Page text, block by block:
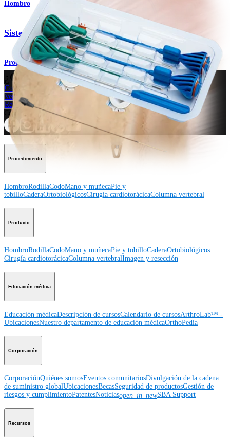
Hombro
Sistema de implante SpeedBridge™
Producto
¿Cómo podemos ayudarlo?
Contacte a un representante
Ver eventos, laboratorios y oportunidades educativas
Regístrese para recibir: ¿Qué hay de nuevo en Arthrex?
Conéctese con nosotros
Procedimiento
HombroRodillaCodoMano y muñecaPie y
tobilloCaderaOrtobiológicosCirugía cardiotorácicaColumna vertebral
Producto
HombroRodillaCodoMano y muñecaPie y tobilloCaderaOrtobiológicos
Cirugía cardiotorácicaColumna vertebralImagen y resección
Educación médica
Educación médicaDescripción de cursosCalendario de cursosArthroLab™ -
UbicacionesNuestro departamento de educación médicaOrthoPedia
Corporación
CorporaciónQuiénes somosEventos comunitariosDivulgación de la cadena
de suministro globalUbicacionesBecasSeguridad de productosGestión de
riesgos y cumplimientoPatentesNoticiasopen_in_newSBA Support
Recursos